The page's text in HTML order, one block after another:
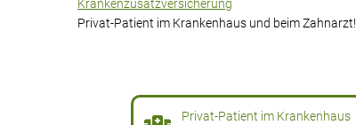
Krankenzusatzversicherung
Privat-Patient im Krankenhaus und beim Zahnarzt!
Privat-Patient im Krankenhaus